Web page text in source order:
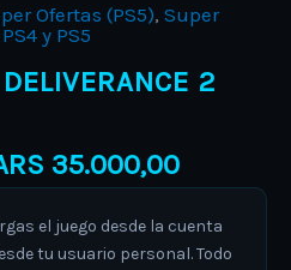
Ofertas (PS5), Super
y PS5
2
35.000,00
el juego desde la cuenta
tu usuario personal. Todo